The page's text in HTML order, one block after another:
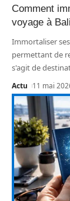
Comment
voyage à
Immortaliser
permettant de
s'agit de
Actu 11 mai